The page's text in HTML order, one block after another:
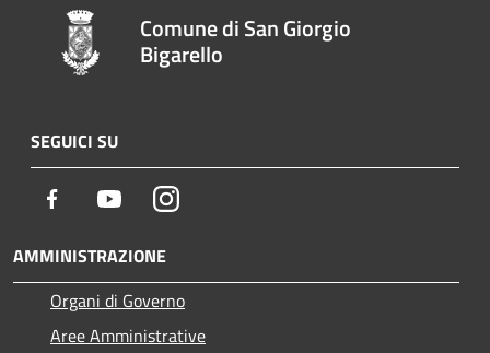
Comune di San Giorgio
Bigarello
SEGUICI SU
Facebook YoutubeInstagram
AMMINISTRAZIONE
Organi di Governo
Aree Amministrative